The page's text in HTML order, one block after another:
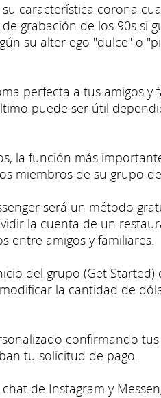
característica corona
grabación de los 90s si
su alter ego "dulce" o
perfecta a tus amigos y
puede ser útil
la función más
miembros de su grupo
será un método
la cuenta de un
entre amigos y familiares.
del grupo (Get Started)
la cantidad de
confirmando
tu solicitud de pago.
de Instagram y